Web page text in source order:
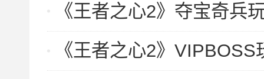
《王者之心2》夺宝奇兵
《王者之心2》VIPBOSS